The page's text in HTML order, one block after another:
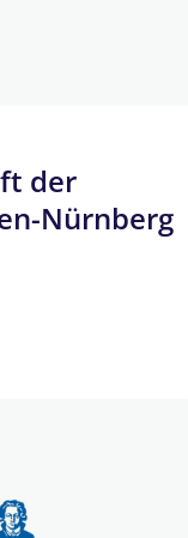
der
Nürnberg